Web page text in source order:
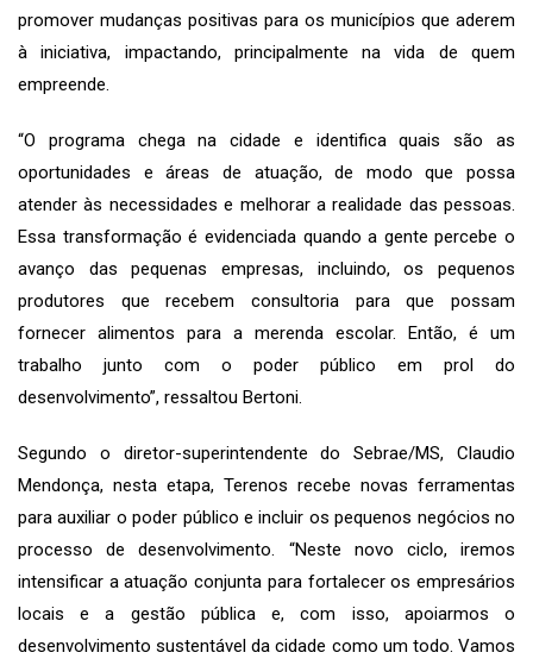
promover mudanças positivas para os municípios que aderem
à iniciativa, impactando, principalmente na vida de quem
empreende.
“O programa chega na cidade e identifica quais são as
oportunidades e áreas de atuação, de modo que possa
atender às necessidades e melhorar a realidade das pessoas.
Essa transformação é evidenciada quando a gente percebe o
avanço das pequenas empresas, incluindo, os pequenos
produtores que recebem consultoria para que possam
fornecer alimentos para a merenda escolar. Então, é um
trabalho junto com o poder público em prol do
desenvolvimento”, ressaltou Bertoni.
Segundo o diretor-superintendente do Sebrae/MS, Claudio
Mendonça, nesta etapa, Terenos recebe novas ferramentas
para auxiliar o poder público e incluir os pequenos negócios no
processo de desenvolvimento. “Neste novo ciclo, iremos
intensificar a atuação conjunta para fortalecer os empresários
locais e a gestão pública e, com isso, apoiarmos o
desenvolvimento sustentável da cidade como um todo. Vamos